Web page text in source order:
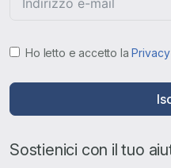
Ho letto e accetto la
Sostienici con il tuo